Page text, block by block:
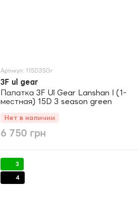
Артикул: 115D3SGr
3F ul gear
Палатка 3F Ul Gear Lanshan I (1-
местная) 15D 3 season green
6 750 грн
Нет в наличии
3
4